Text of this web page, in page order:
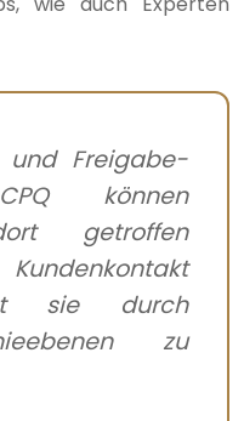
und Freigabe-
können
getroffen
sie durch
zu